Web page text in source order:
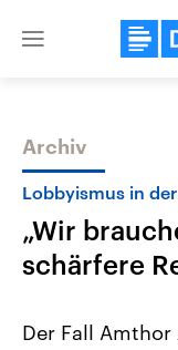
Close
Themen
Archiv
Lobbyismus in
„Wir
schärfere
Der Fall